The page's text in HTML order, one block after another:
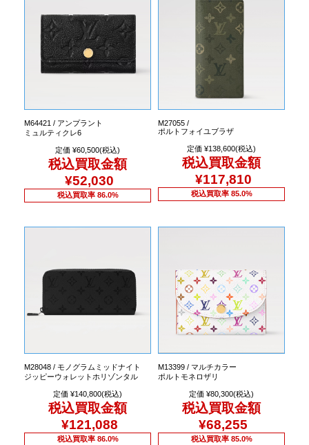
M64421 / アンプラント
ミュルティクレ6
定価 ¥60,500(税込)
税込買取金額
¥52,030
税込買取率 86.0%
M27055 /
ポルトフォイユブラザ
定価 ¥138,600(税込)
税込買取金額
¥117,810
税込買取率 85.0%
M28048 / モノグラムミッドナイト
ジッピーウォレットホリゾンタル
定価 ¥140,800(税込)
税込買取金額
¥121,088
税込買取率 86.0%
M13399 / マルチカラー
ポルトモネロザリ
定価 ¥80,300(税込)
税込買取金額
¥68,255
税込買取率 85.0%